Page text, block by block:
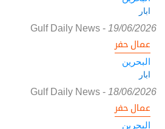
ابار
Gulf Daily News- 19/06/2026
عمال حفر
البحرين
ابار
Gulf Daily News- 18/06/2026
عمال حفر
البحرين